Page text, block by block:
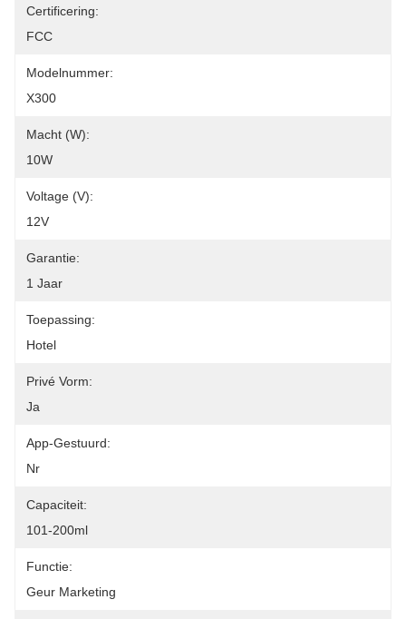
Certificering:
FCC
Modelnummer:
X300
Macht (w):
10W
Voltage (v):
12V
Garantie:
1 Jaar
Toepassing:
Hotel
Privé Vorm:
Ja
App-Gestuurd:
Nr
Capaciteit:
101-200ml
Functie:
Geur Marketing